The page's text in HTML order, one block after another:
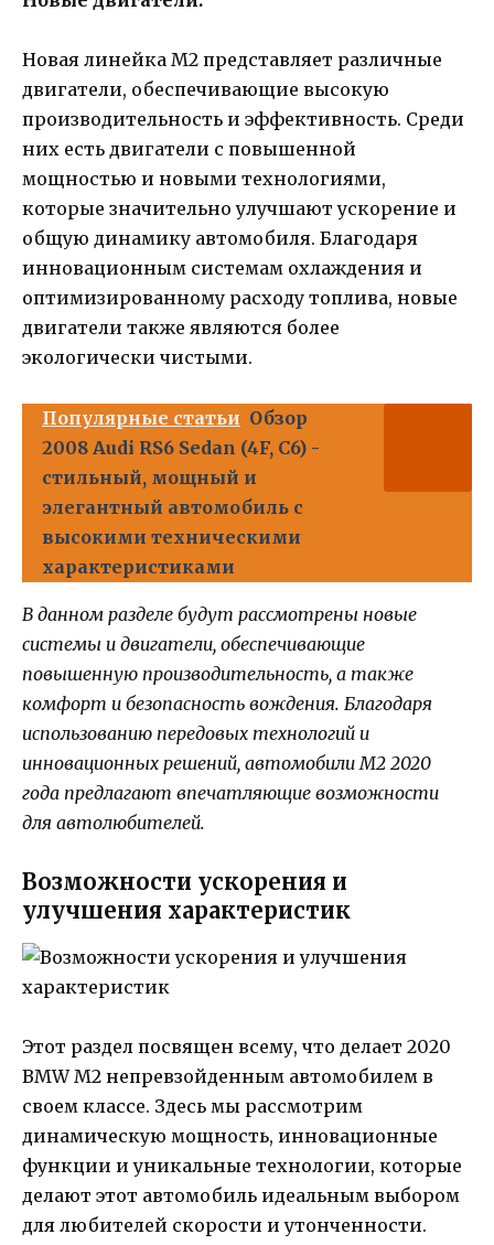
Новая линейка M2 представляет различные
двигатели, обеспечивающие высокую
производительность и эффективность. Среди
них есть двигатели с повышенной
мощностью и новыми технологиями,
которые значительно улучшают ускорение и
общую динамику автомобиля. Благодаря
инновационным системам охлаждения и
оптимизированному расходу топлива, новые
двигатели также являются более
экологически чистыми.
Популярные статьи Обзор
2008 Audi RS6 Sedan (4F, C6) -
стильный, мощный и
элегантный автомобиль с
высокими техническими
характеристиками
В данном разделе будут рассмотрены новые
системы и двигатели, обеспечивающие
повышенную производительность, а также
комфорт и безопасность вождения. Благодаря
использованию передовых технологий и
инновационных решений, автомобили M2 2020
года предлагают впечатляющие возможности
для автолюбителей.
Возможности ускорения и
улучшения характеристик
Этот раздел посвящен всему, что делает 2020
BMW M2 непревзойденным автомобилем в
своем классе. Здесь мы рассмотрим
динамическую мощность, инновационные
функции и уникальные технологии, которые
делают этот автомобиль идеальным выбором
для любителей скорости и утонченности.